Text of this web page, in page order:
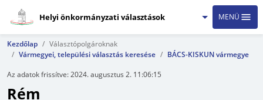
Helyi önkormányzati választások MENÜ
Kezdőlap
Választópolgároknak
Vármegyei, települési választás keresése
BÁCS-KISKUN vármegye
Az adatok frissítve:2024. augusztus 2. 11:06:15
Rém